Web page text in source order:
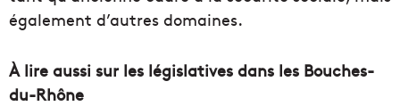
également d’autres domaines.
À lire aussi sur les législatives dans les Bouches-
du-Rhône